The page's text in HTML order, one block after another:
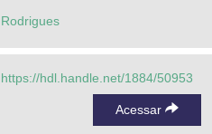
Rodrigues
https://hdl.handle.net/1884/50953
Acessar